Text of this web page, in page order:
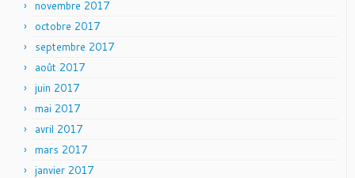
novembre 2017
octobre 2017
septembre 2017
août 2017
juin 2017
mai 2017
avril 2017
mars 2017
janvier 2017